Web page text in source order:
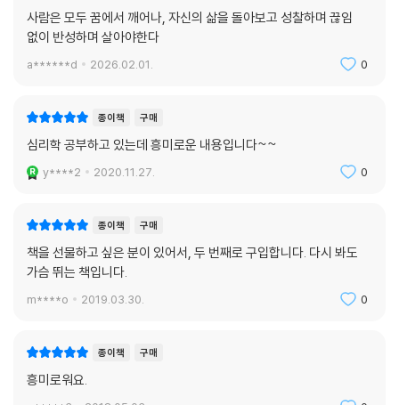
사람은 모두 꿈에서 깨어나, 자신의 삶을 돌아보고 성찰하며 끊임
없이 반성하며 살아야한다
a******d 2026.02.01. 0
종이책 구매
심리학 공부하고 있는데 흥미로운 내용입니다~~
y****2 2020.11.27. 0
종이책 구매
책을 선물하고 싶은 분이 있어서, 두 번째로 구입합니다. 다시 봐도
가슴 뛰는 책입니다.
m****o 2019.03.30. 0
종이책 구매
흥미로워요.